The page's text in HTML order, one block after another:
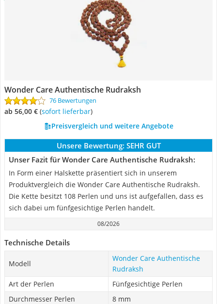
Wonder Care Authentische Rudraksh
76 Bewertungen
ab 56,00 € ( Sofort lieferbar)
Preisvergleich und weitere Angebote
Unsere Bewertung: SEHR GUT
Unser Fazit für Wonder Care Authentische Rudraksh:
In Form einer Halskette präsentiert sich in unserem
Produktvergleich die Wonder Care Authentische Rudraksh.
Die Kette besitzt 108 Perlen und uns ist aufgefallen, dass es
sich dabei um fünfgesichtige Perlen handelt.
08/2026
Technische Details
Modell
Wonder Care Authentische
Rudraksh
Art der Perlen
Fünfgesichtige Perlen
Durchmesser Perlen
8 mm